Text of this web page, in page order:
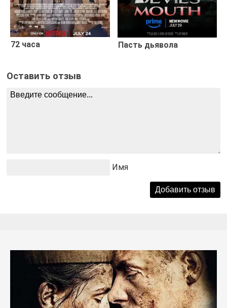
72 часа Пасть дьявола
Оставить отзыв
Имя